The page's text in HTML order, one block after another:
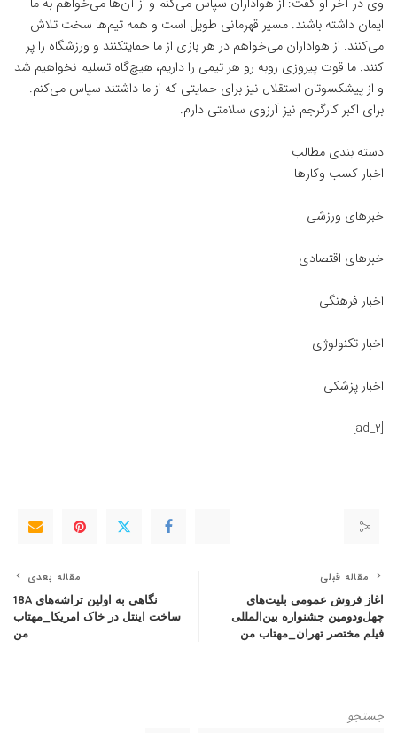
وی در آخر او گفت: از هواداران سپاس می‌کنم و از آن‌ها می‌خواهم به ما
ایمان داشته باشند. مسیر قهرمانی طویل است و همه تیم‌ها سخت تلاش
می‌کنند. از هواداران می‌خواهم در هر بازی از ما حمایتکنند و ورزشگاه را پر
کنند. ما قوت پیروزی روبه رو هر تیمی را داریم، هیچ‌گاه تسلیم نخواهیم شد
و از پیشکسوتان استقلال نیز برای حمایتی که از ما داشتند سپاس می‌کنم.
برای اکبر کارگرجم نیز آرزوی سلامتی دارم.
دسته بندی مطالب
اخبار کسب وکارها
خبرهای ورزشی
خبرهای اقتصادی
اخبار فرهنگی
اخبار تکنولوژی
اخبار پزشکی
[ad_2]
مقاله قبلی
اغاز فروش عمومی بلیت‌های
چهل‌ودومین جشنواره بین‌المللی
فیلم مختصر تهران_مهتاب من
مقاله بعدی
نگاهی به اولین تراشه‌های 18A
ساخت اینتل در خاک امریکا_مهتاب
من
جستجو